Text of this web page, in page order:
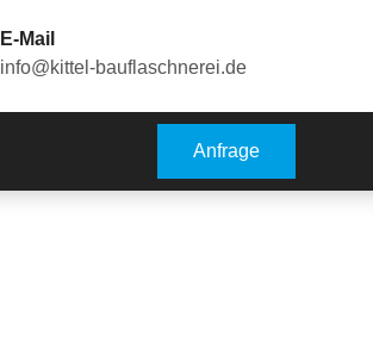
E-Mail
info@kittel-bauflaschnerei.de
Anfrage